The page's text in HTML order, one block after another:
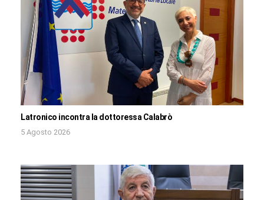
Latronico incontra la dottoressa Calabrò
5 Agosto 2026